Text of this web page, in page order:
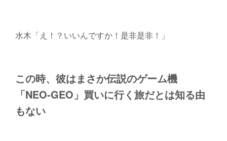
水木「え！？いいんですか！是非是非！」
この時、彼はまさか伝説のゲーム機
「NEO-GEO」買いに行く旅だとは知る由
もない